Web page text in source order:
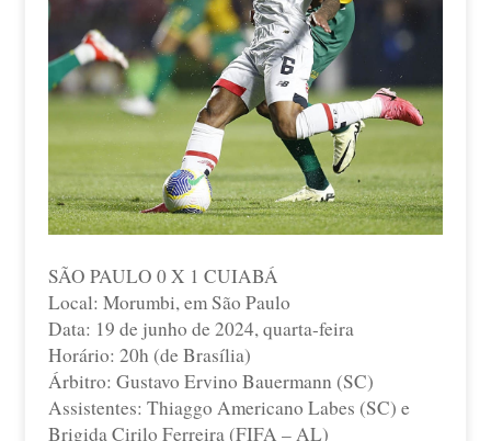
SÃO PAULO 0 X 1 CUIABÁ
Local: Morumbi, em São Paulo
Data: 19 de junho de 2024, quarta-feira
Horário: 20h (de Brasília)
Árbitro: Gustavo Ervino Bauermann (SC)
Assistentes: Thiaggo Americano Labes (SC) e
Brigida Cirilo Ferreira (FIFA – AL)